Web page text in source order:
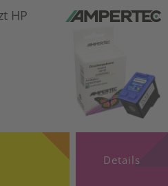
HP
Details